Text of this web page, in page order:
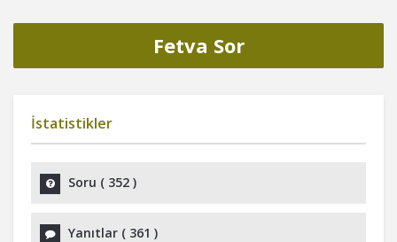
Fetva Sor
İstatistikler
Soru ( 352 )
Yanıtlar ( 361 )